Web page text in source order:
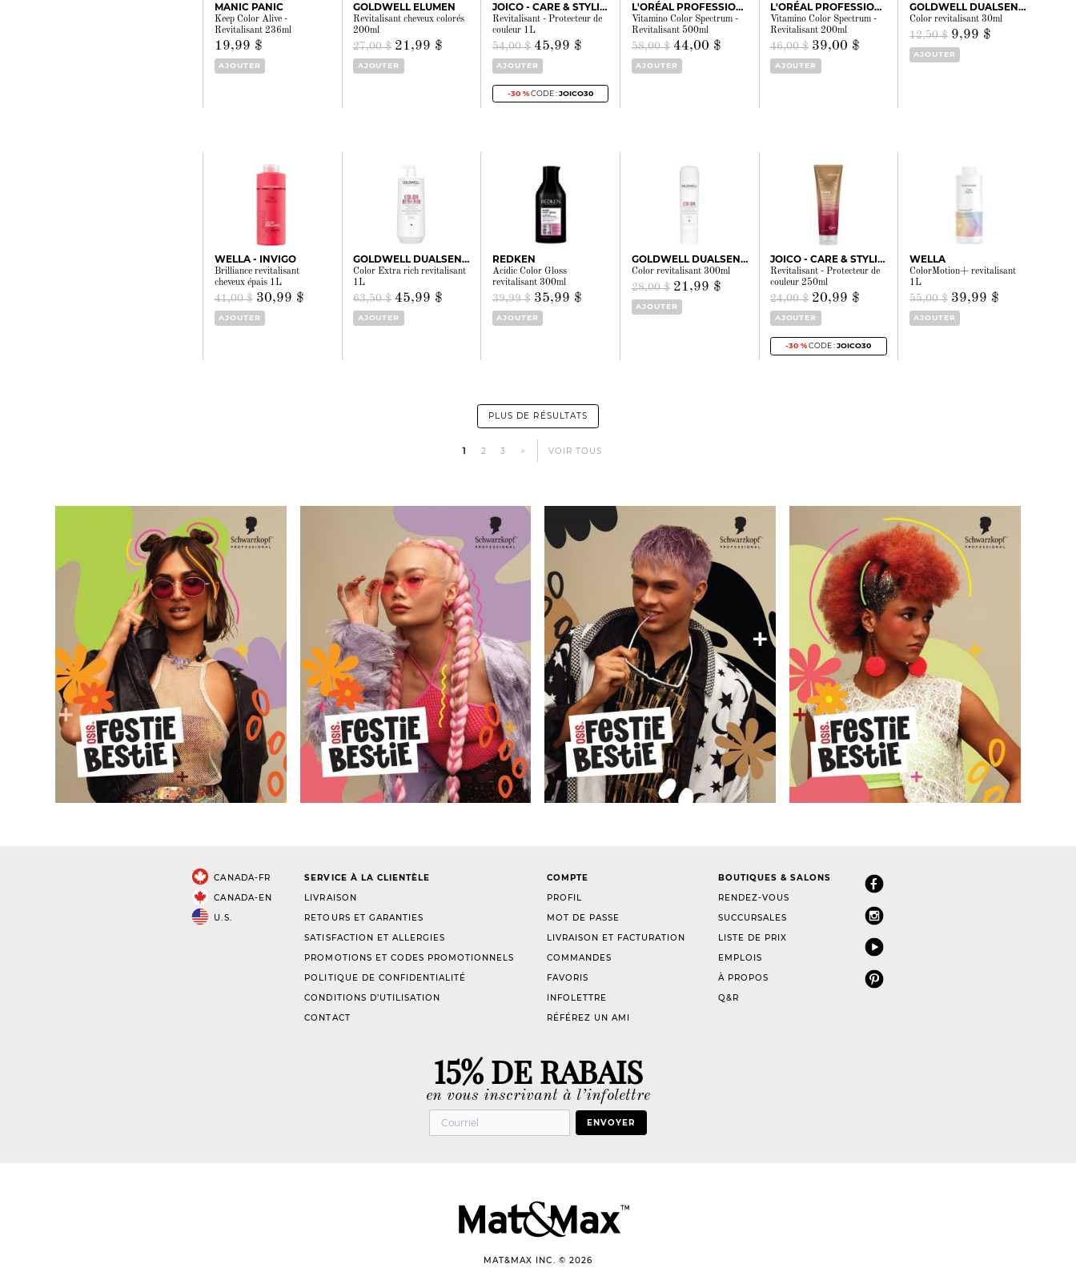
MANIC PANIC
Keep Color Alive -
Revitalisant 236ml
19,99 $
AJOUTER
GOLDWELL ELUMEN
Revitalisant cheveux colorés
200ml
27,00 $ 21,99 $
AJOUTER
JOICO - CARE & STYLING
Revitalisant - Protecteur de
couleur 1L
54,00 $ 45,99 $
AJOUTER
-30 %CODE :JOICO30
L'ORÉAL PROFESSIONNEL
Vitamino Color Spectrum -
Revitalisant 500ml
58,00 $ 44,00 $
AJOUTER
L'ORÉAL PROFESSIONNEL
Vitamino Color Spectrum -
Revitalisant 200ml
46,00 $ 39,00 $
AJOUTER
GOLDWELL DUALSENSES
Color revitalisant 30ml
12,50 $ 9,99 $
AJOUTER
WELLA - INVIGO
Brilliance revitalisant
cheveux épais 1L
41,00 $ 30,99 $
AJOUTER
GOLDWELL DUALSENSES
Color Extra rich revitalisant
1L
63,50 $ 45,99 $
AJOUTER
REDKEN
Acidic Color Gloss
revitalisant 300ml
39,99 $ 35,99 $
AJOUTER
GOLDWELL DUALSENSES
Color revitalisant 300ml
28,00 $ 21,99 $
AJOUTER
JOICO - CARE & STYLING
Revitalisant - Protecteur de
couleur 250ml
24,00 $ 20,99 $
AJOUTER
-30 %CODE :JOICO30
WELLA
ColorMotion+ revitalisant
1L
55,00 $ 39,99 $
AJOUTER
PLUS DE RÉSULTATS
1 2 3 > VOIR TOUS
CANADA-FR
CANADA-EN
U.S.
SERVICE À LA CLIENTÈLE
LIVRAISON
RETOURS ET GARANTIES
SATISFACTION ET ALLERGIES
PROMOTIONS ET CODES PROMOTIONNELS
POLITIQUE DE CONFIDENTIALITÉ
CONDITIONS D’UTILISATION
CONTACT
COMPTE
PROFIL
MOT DE PASSE
LIVRAISON ET FACTURATION
COMMANDES
FAVORIS
INFOLETTRE
RÉFÉREZ UN AMI
BOUTIQUES & SALONS
RENDEZ-VOUS
SUCCURSALES
LISTE DE PRIX
EMPLOIS
À PROPOS
Q&R
15% DE RABAIS
en vous inscrivant à l’infolettre
ENVOYER
MAT&MAX INC. © 2026